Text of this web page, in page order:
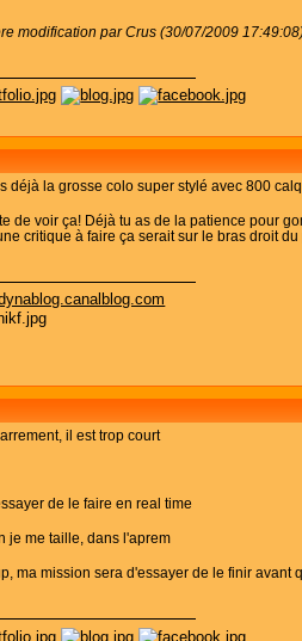
modification par Crus (30/07/2009
déjà la grosse colo super stylé avec 800
de voir ça! Déjà tu as de la patience pour
critique à faire ça serait sur le bras droit
il est trop court
de le faire en real time
je me taille, dans l'aprem
ma mission sera d'essayer de le finir avant